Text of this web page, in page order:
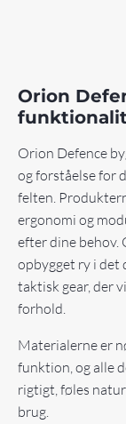
Orion
Orion Defence
og forståelse for
felten.
ergonomi og
efter dine behov.
opbygget ry i det
taktisk gear, der
forhold.
Materialerne er
funktion, og alle
rigtigt, føles
brug.